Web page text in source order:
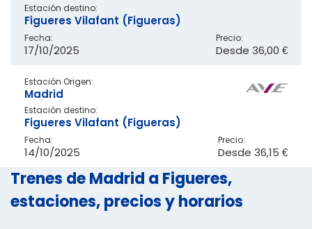
Estación destino:
Figueres Vilafant (Figueras)
Fecha:
17/10/2025
Precio:
Desde 36,00 €
Estación Origen:
Madrid
Estación destino:
Figueres Vilafant (Figueras)
Fecha:
14/10/2025
Precio:
Desde 36,15 €
Trenes de Madrid a Figueres,
estaciones, precios y horarios